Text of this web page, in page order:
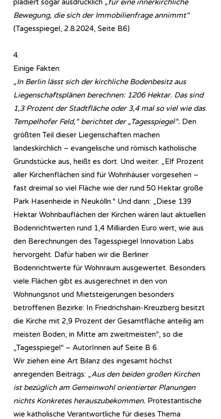
plädiert sogar ausdrücklich „für eine innerkirchliche
Bewegung, die sich der Immobilienfrage annimmt“
(Tagesspiegel, 2.8.2024, Seite B6)
4.
Einige Fakten:
„In Berlin lässt sich der kirchliche Bodenbesitz aus
Liegenschaftsplänen berechnen: 1206 Hektar. Das sind
1,3 Prozent der Stadtfläche oder 3,4 mal so viel wie das
Tempelhofer Feld,“ berichtet der „Tagesspiegel“. Den
größten Teil dieser Liegenschaften machen
landeskirchlich – evangelische und römisch katholische
Grundstücke aus, heißt es dort. Und weiter: „Elf Prozent
aller Kirchenflächen sind für Wohnhäuser vorgesehen –
fast dreimal so viel Fläche wie der rund 50 Hektar große
Park Hasenheide in Neukölln.“ Und dann: „Diese 139
Hektar Wohnbauflächen der Kirchen wären laut aktuellen
Bodenrichtwerten rund 1,4 Milliarden Euro wert, wie aus
den Berechnungen des Tagesspiegel Innovation Labs
hervorgeht. Dafür haben wir die Berliner
Bodenrichtwerte für Wohnraum ausgewertet. Besonders
viele Flächen gibt es ausgerechnet in den von
Wohnungsnot und Mietsteigerungen besonders
betroffenen Bezirke: In Friedrichshain-Kreuzberg besitzt
die Kirche mit 2,9 Prozent der Gesamtfläche anteilig am
meisten Boden, in Mitte am zweitmeisten“, so die
„Tagesspiegel“ – AutorInnen auf Seite B 6.
Wir ziehen eine Art Bilanz des ingesamt höchst
anregenden Beitrags: „Aus den beiden großen Kirchen
ist bezüglich am Gemeinwohl orientierter Planungen
nichts Konkretes herauszubekommen. Protestantische
wie katholische Verantwortliche für dieses Thema